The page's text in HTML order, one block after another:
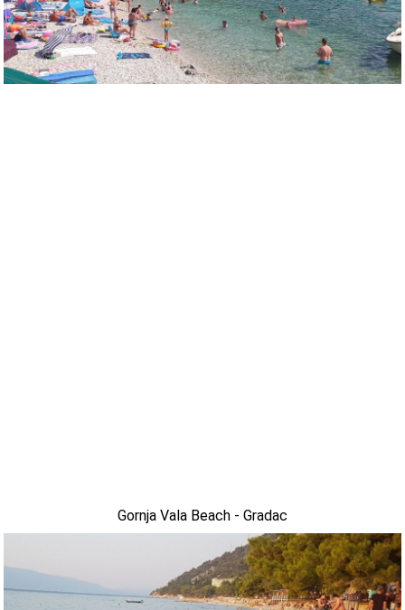
Ontmoet Kroatië
musea
Gornja Vala Beach - Gradac